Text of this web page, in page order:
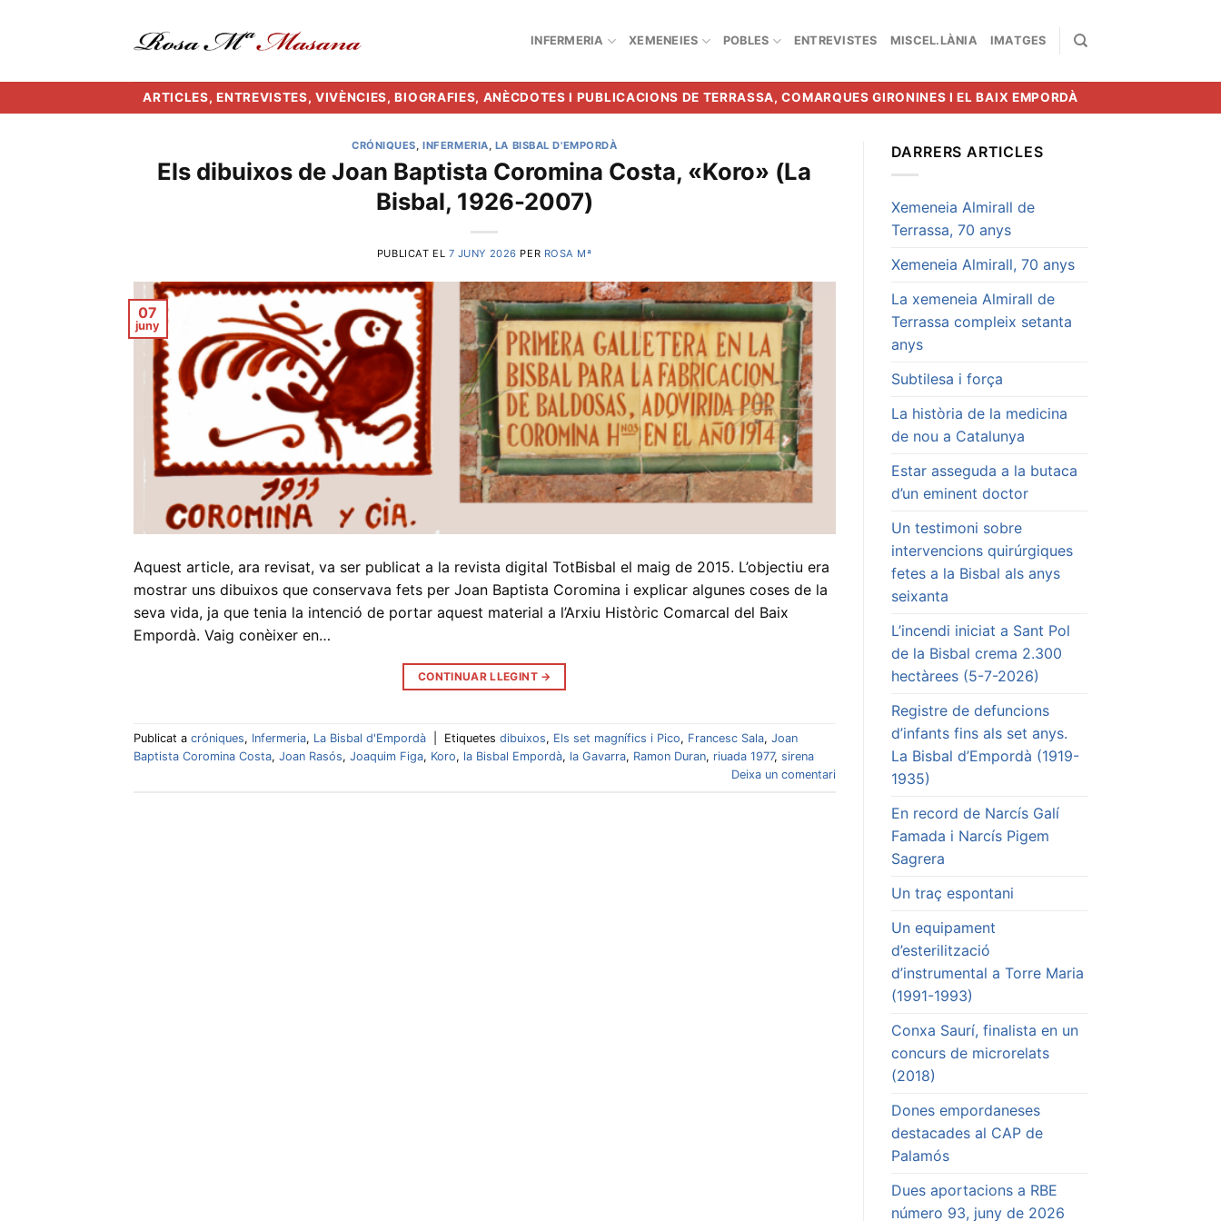
INFERMERIA XEMENEIES POBLES ENTREVISTES MISCEL.LÀNIA IMATGES
ARTICLES, ENTREVISTES, VIVÈNCIES, BIOGRAFIES, ANÈCDOTES I PUBLICACIONS DE TERRASSA, COMARQUES GIRONINES I EL BAIX EMPORDÀ
CRÓNIQUES,INFERMERIA, LA BISBAL D'EMPORDÀ
Els dibuixos de Joan Baptista Coromina Costa, «Koro» (La
Bisbal, 1926-2007)
PUBLICAT EL 7 JUNY 2026 PER ROSA Mª
07
juny
Aquest article, ara revisat, va ser publicat a la revista digital TotBisbal el maig de 2015. L’objectiu era
mostrar uns dibuixos que conservava fets per Joan Baptista Coromina i explicar algunes coses de la
seva vida, ja que tenia la intenció de portar aquest material a l’Arxiu Històric Comarcal del Baix
Empordà. Vaig conèixer en…
CONTINUAR LLEGINT →
Publicat a cróniques, Infermeria, La Bisbal d'Empordà Etiquetes dibuixos, Els set magnífics i Pico, Francesc Sala, Joan
Baptista Coromina Costa, Joan Rasós, Joaquim Figa, Koro, la Bisbal Empordà, la Gavarra, Ramon Duran, riuada 1977, sirena
Deixa un comentari
DARRERS ARTICLES
Xemeneia Almirall de
Terrassa, 70 anys
Xemeneia Almirall, 70 anys
La xemeneia Almirall de
Terrassa compleix setanta
anys
Subtilesa i força
La història de la medicina
de nou a Catalunya
Estar asseguda a la butaca
d’un eminent doctor
Un testimoni sobre
intervencions quirúrgiques
fetes a la Bisbal als anys
seixanta
L’incendi iniciat a Sant Pol
de la Bisbal crema 2.300
hectàrees (5-7-2026)
Registre de defuncions
d’infants fins als set anys.
La Bisbal d’Empordà (1919-
1935)
En record de Narcís Galí
Famada i Narcís Pigem
Sagrera
Un traç espontani
Un equipament
d’esterilització
d’instrumental a Torre Maria
(1991-1993)
Conxa Saurí, finalista en un
concurs de microrelats
(2018)
Dones empordaneses
destacades al CAP de
Palamós
Dues aportacions a RBE
número 93, juny de 2026